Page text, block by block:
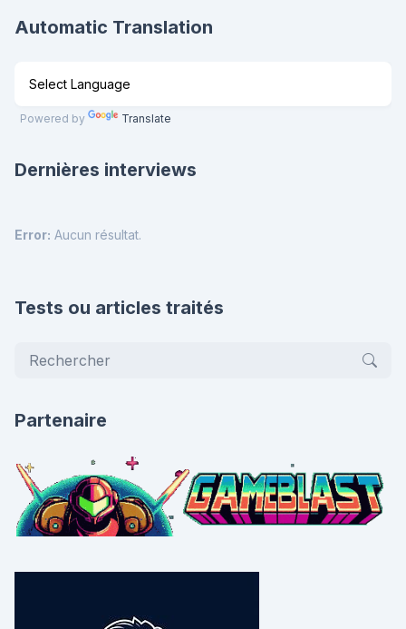
Automatic Translation
Powered by Translate
Dernières interviews
Error: Aucun résultat.
Tests ou articles traités
Partenaire